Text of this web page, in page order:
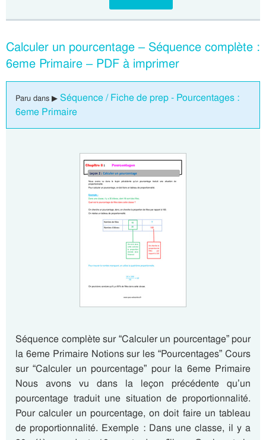
Calculer un pourcentage – Séquence complète :
6eme Primaire – PDF à imprimer
Paru dans ▶ Séquence / Fiche de prep - Pourcentages :
6eme Primaire
Séquence complète sur “Calculer un pourcentage” pour
la 6eme Primaire Notions sur les “Pourcentages” Cours
sur “Calculer un pourcentage” pour la 6eme Primaire
Nous avons vu dans la leçon précédente qu’un
pourcentage traduit une situation de proportionnalité.
Pour calculer un pourcentage, on doit faire un tableau
de proportionnalité. Exemple : Dans une classe, il y a